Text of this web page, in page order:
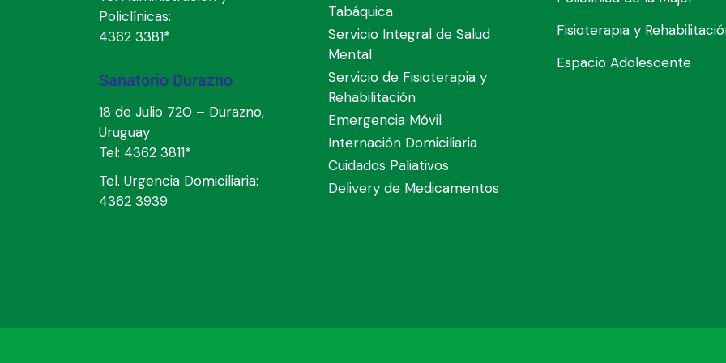
Policlínicas:
4362 3381*
Sanatorio Durazno
18 de Julio 720 – Durazno,
Uruguay
Tel: 4362 3811*
Tel. Urgencia Domiciliaria:
4362 3939
Tabáquica
Servicio Integral de Salud
Mental
Servicio de Fisioterapia y
Rehabilitación
Emergencia Móvil
Internación Domiciliaria
Cuidados Paliativos
Delivery de Medicamentos
Fisioterapia y
Espacio Adolescente